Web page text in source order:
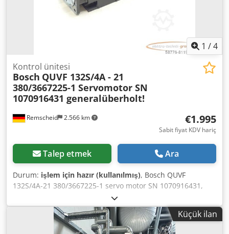
1 /4
Remscheid 2.566 km
Kontrol ünitesi
Bosch QUVF 132S/4A - 21
380/3667225-1 Servomotor SN
1070916431 generalüberholt!
€1.995
Sabit fiyat KDV hariç
Talep etmek Ara
Durum: işlem için hazır (kullanılmış), Bosch QUVF
132S/4A-21 380/3667225-1 servo motor SN 1070916431,
motor üretici tarafından elden geçirilmiştir, DİKKAT: Lütfen
paketleme ve nakliye masrafları hakkında ayrıca bilgi alın!
DİKKAT: Paketleme ve nakliye için ayrı ayrı ücret bilgisi
alınız! Dkjdpfoi D E Rqsx Af Tsr
Küçük ilan